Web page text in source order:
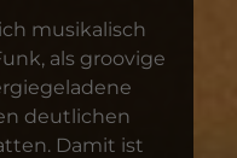
musikalisch
als groovige
deutlichen
Damit ist